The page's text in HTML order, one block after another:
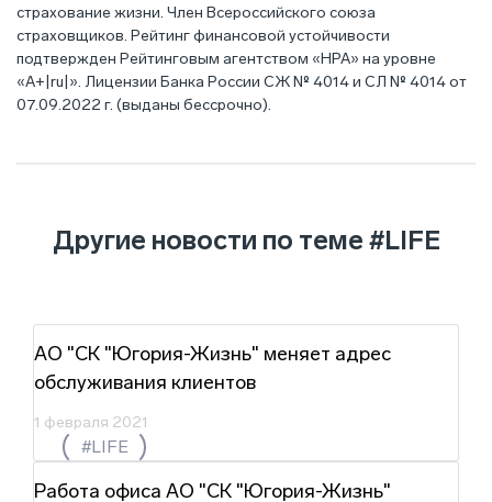
страхование жизни. Член Всероссийского союза
страховщиков. Рейтинг финансовой устойчивости
подтвержден Рейтинговым агентством «НРА» на уровне
«А+|ru|». Лицензии Банка России СЖ № 4014 и СЛ № 4014 от
07.09.2022 г. (выданы бессрочно).
Другие новости по теме #LIFE
АО "СК "Югория-Жизнь" меняет адрес
обслуживания клиентов
1 февраля 2021
#LIFE
Работа офиса АО "СК "Югория-Жизнь"